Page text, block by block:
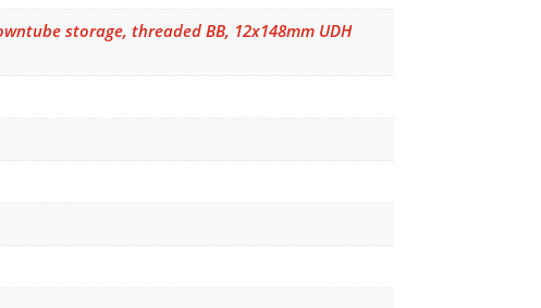
storage, threaded BB, 12x148mm UDH